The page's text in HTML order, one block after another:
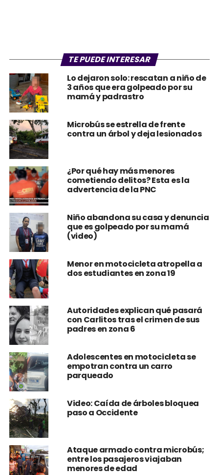
TE PUEDE INTERESAR
Lo dejaron solo: rescatan a niño de
3 años que era golpeado por su
mamá y padrastro
Microbús se estrella de frente
contra un árbol y deja lesionados
¿Por qué hay más menores
cometiendo delitos? Esta es la
advertencia de la PNC
Niño abandona su casa y denuncia
que es golpeado por su mamá
(video)
Menor en motocicleta atropella a
dos estudiantes en zona 19
Autoridades explican qué pasará
con Carlitos tras el crimen de sus
padres en zona 6
Adolescentes en motocicleta se
empotran contra un carro
parqueado
Video: Caída de árboles bloquea
paso a Occidente
Ataque armado contra microbús;
entre los pasajeros viajaban
menores de edad